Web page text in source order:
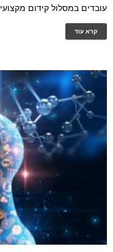
עובדים במסלול קידום מקצועי
קרא עוד